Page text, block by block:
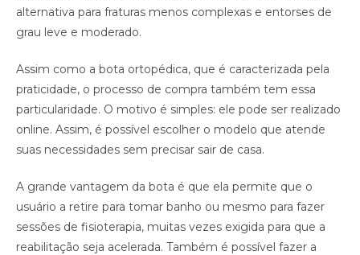
alternativa para fraturas menos complexas e entorses de
grau leve e moderado.
Assim como a bota ortopédica, que é caracterizada pela
praticidade, o processo de compra também tem essa
particularidade. O motivo é simples: ele pode ser realizado
online. Assim, é possível escolher o modelo que atende
suas necessidades sem precisar sair de casa.
A grande vantagem da bota é que ela permite que o
usuário a retire para tomar banho ou mesmo para fazer
sessões de fisioterapia, muitas vezes exigida para que a
reabilitação seja acelerada. Também é possível fazer a